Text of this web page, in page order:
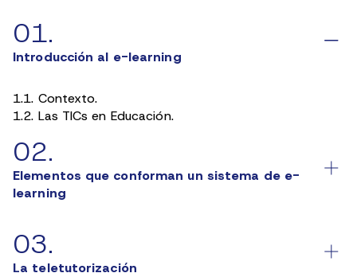
01.
Introducción al e-learning
1.1. Contexto.
1.2. Las TICs en Educación.
1.4. Orígenes y evolución.
1.5. Objetivos de un sistema de E‑learning.
1.6. Ventajas e inconvenientes del e‑Learning.
1.7. Variables que justifican el uso del e‑learning.
02.
Elementos que conforman un sistema de e-
learning
2.2. Plataforma tecnológica.
2.3. Contenido multimedia.
03.
La teletutorización